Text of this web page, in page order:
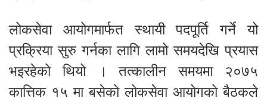
लोकसेवा आयोगमार्फत स्थायी पदपूर्ति गर्ने यो
प्रक्रिया सुरु गर्नका लागि लामो समयदेखि प्रयास
भइरहेको थियो । तत्कालीन समयमा २०७५
कात्तिक १५ मा बसेको लोकसेवा आयोगको बैठकले